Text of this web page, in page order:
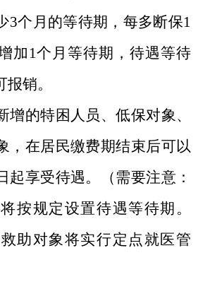
3个月的等待期，每多断保1
加 1个月等待期，待遇等待
销。
增的特困人员、低保对象、
，在居民缴费期结束后可以
起享受待遇。（需要注意：
按规定设置待遇等待期。
助对象将实行定点就医管